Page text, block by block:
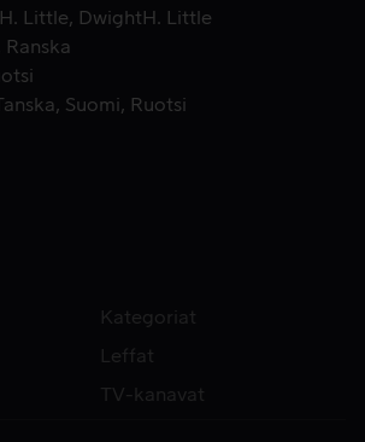
Little
DwightH. Little
Ranska
Suomi Ruotsi
Kategoriat
Leffat
TV-kanavat